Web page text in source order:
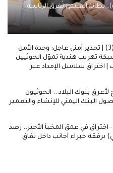
بطانة العليمي تُغرق الرئاسة
اسرار | انذار مبكر (3) | تحذير أمني عاجل: وحدة الأمن
تهريب هندية تموّل الحوثيين
| اختراق سلاسل الإمداد عبر
بنوك البلاد .. الحوثيون
البنك اليمني للإنشاء والتعمير
اختراق في عمق المخبأ الأخير.. رصد
برفقة خبراء أجانب داخل نفاق